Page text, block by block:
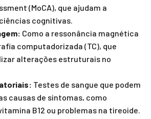
(MoCA), que ajudam a
cognitivas.
Como a ressonância magnética
computadorizada (TC), que
alterações estruturais no
Testes de sangue que podem
causas de sintomas, como
B12 ou problemas na tireoide.